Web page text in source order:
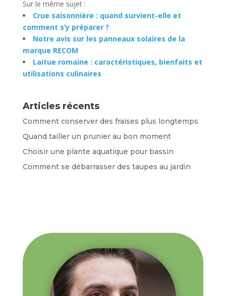
Sur le même sujet :
Crue saisonnière : quand survient-elle et
comment s’y préparer ?
Notre avis sur les panneaux solaires de la
marque RECOM
Laitue romaine : caractéristiques, bienfaits et
utilisations culinaires
Articles récents
Comment conserver des fraises plus longtemps
Quand tailler un prunier au bon moment
Choisir une plante aquatique pour bassin
Comment se débarrasser des taupes au jardin